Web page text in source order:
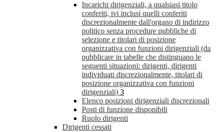
Incarichi dirigenziali, a qualsiasi titolo
conferiti, ivi inclusi quelli conferiti
discrezionalmente dall'organo di indirizzo
politico senza procedure pubbliche di
selezione e titolari di posizione
organizzativa con funzioni dirigenziali (da
pubblicare in tabelle che distinguano le
seguenti situazioni: dirigenti, dirigenti
individuati discrezionalmente, titolari di
posizione organizzativa con funzioni
dirigenziali) 3
Elenco posizioni dirigenziali discrezionali
Posti di funzione disponibili
Ruolo dirigenti
Dirigenti cessati